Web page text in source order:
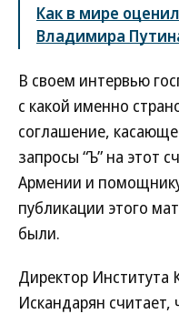
Как в мире
Владимира
В своем интервью
с какой именно
соглашение,
запросы “Ъ” на этот
Армении и
публикации этого
были.
Директор Института
Искандарян